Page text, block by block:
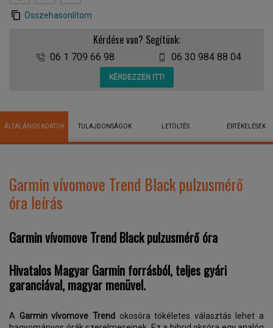
Összehasonlítom
Kérdése van? Segítünk:
06 1 709 66 98 06 30 984 88 04
KÉRDEZZEN ITT!
ÁLTALÁNOS ADATOK TULAJDONSÁGOK LETÖLTÉS ÉRTÉKELÉSEK
Garmin vívomove Trend Black pulzusmérő
óra leírás
Garmin vívomove Trend Black pulzusmérő óra
Hivatalos Magyar Garmin forrásból, teljes gyári
garanciával, magyar menüvel.
A Garmin vívomove Trend okosóra tökéletes választás lehet a